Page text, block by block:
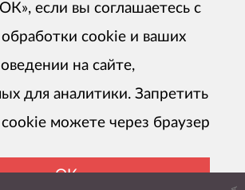
если вы соглашаетесь с
обработки cookie и ваших
на сайте,
для аналитики. Запретить
можете через браузер
ОК